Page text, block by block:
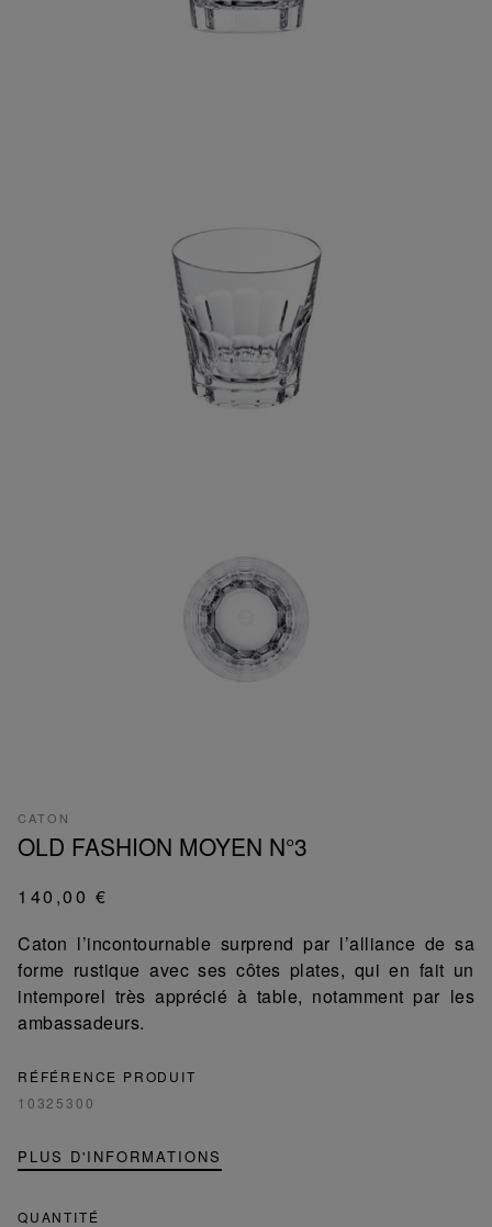
CATON
OLD FASHION MOYEN N°3
140,00 €
Caton l’incontournable surprend par l’alliance de sa
forme rustique avec ses côtes plates, qui en fait un
intemporel très apprécié à table, notamment par les
ambassadeurs.
RÉFÉRENCE PRODUIT
10325300
PLUS D'INFORMATIONS
QUANTITÉ